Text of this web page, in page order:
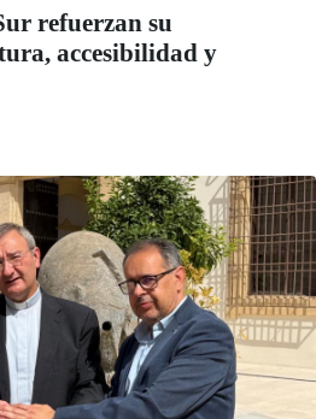
refuerzan su
accesibilidad y